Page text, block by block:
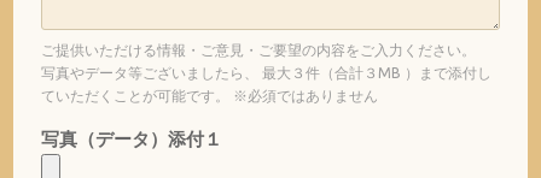
ご提供いただける情報・ご意見・ご要望の内容をご入力ください。
写真やデータ等ございましたら、 最大３件（合計３MB ）まで添付し
ていただくことが可能です。 ※必須ではありません
写真（データ）添付１